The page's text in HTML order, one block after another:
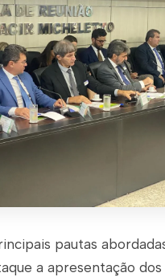
pautas
a apresentação